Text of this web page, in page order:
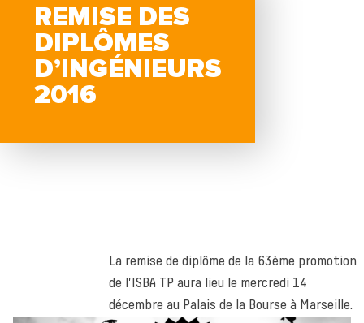
REMISE DES
DIPLÔMES
D’INGÉNIEURS
2016
La remise de diplôme de la 63ème promotion
de l'ISBA TP aura lieu le mercredi 14
décembre au Palais de la Bourse à Marseille.